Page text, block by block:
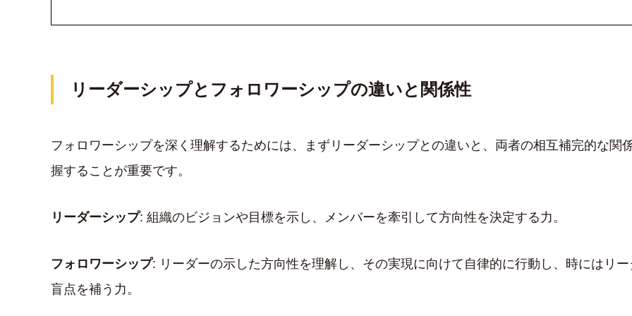
リーダーシップとフォロワーシップの違いと関係性
フォロワーシップを深く理解するためには、まずリーダーシップとの違いと、両者の相互補完的な関
握することが重要です。
リーダーシップ: 組織のビジョンや目標を示し、メンバーを牽引して方向性を決定する力。
フォロワーシップ: リーダーの示した方向性を理解し、その実現に向けて自律的に行動し、時にはリ
盲点を補う力。